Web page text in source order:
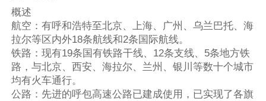
概述
航空：有呼和浩特至北京、上海、广州、乌兰巴托、海
拉尔等区内外18条航线和2条国际航线。
铁路：现有19条国有铁路干线、12条支线、5条地方铁
路，与北京、西安、海拉尔、兰州、银川等数十个城市
均有火车通行。
公路：先进的呼包高速公路已建成使用，已实现了各旗